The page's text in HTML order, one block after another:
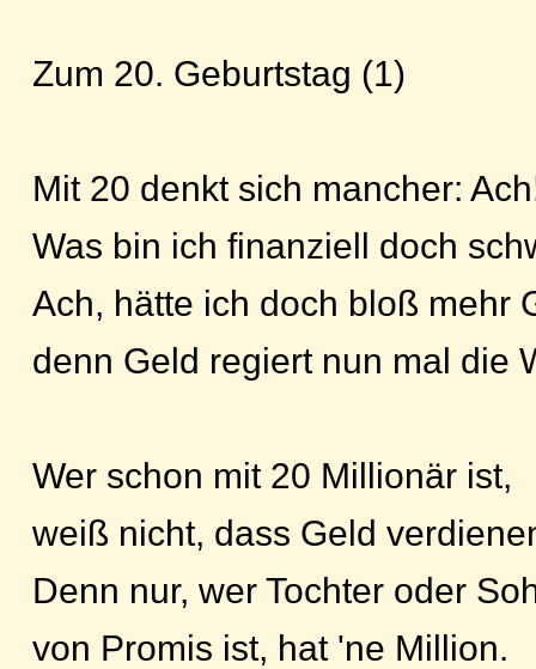
Zum 20. Geburtstag (1)
Mit 20 denkt sich mancher:
Was bin ich finanziell doch
Ach, hätte ich doch bloß mehr
denn Geld regiert nun mal die
Wer schon mit 20 Millionär ist,
weiß nicht, dass Geld
Denn nur, wer Tochter oder
von Promis ist, hat 'ne Million.